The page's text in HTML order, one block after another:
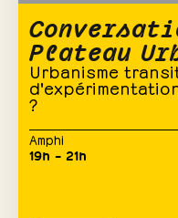
Plateau
Urbanisme
?
Amphi
19h – 21h